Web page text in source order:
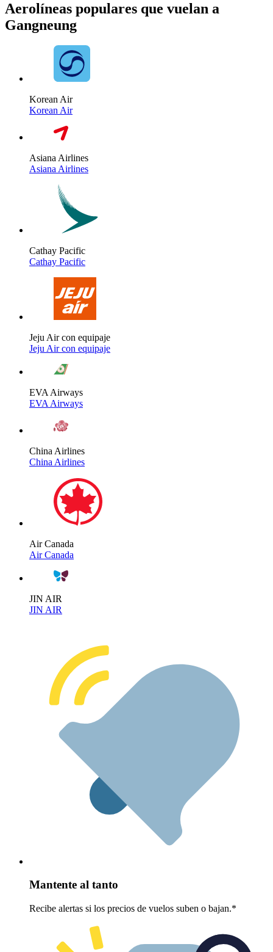
Aerolíneas populares que vuelan a
Gangneung
Korean Air
Korean Air
Asiana Airlines
Asiana Airlines
Cathay Pacific
Cathay Pacific
Jeju Air con equipaje
Jeju Air con equipaje
EVA Airways
EVA Airways
China Airlines
China Airlines
Air Canada
Air Canada
JIN AIR
JIN AIR
Mantente al tanto
Recibe alertas si los precios de vuelos suben o bajan.*